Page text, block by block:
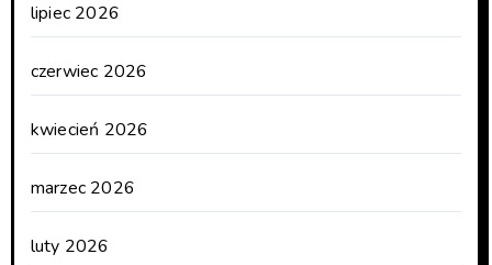
lipiec 2026
czerwiec 2026
kwiecień 2026
marzec 2026
luty 2026